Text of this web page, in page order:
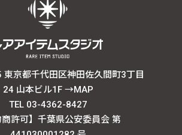
京都千代田区神田佐久間町3丁目
24 山本ビル1F →MAP
TEL 03-4362-8427
商許可】千葉県公安委員会 第